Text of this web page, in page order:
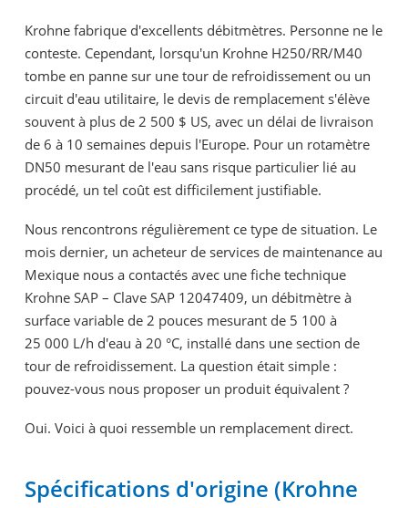
Krohne fabrique d'excellents débitmètres. Personne ne le
conteste. Cependant, lorsqu'un Krohne H250/RR/M40
tombe en panne sur une tour de refroidissement ou un
circuit d'eau utilitaire, le devis de remplacement s'élève
souvent à plus de 2 500 $ US, avec un délai de livraison
de 6 à 10 semaines depuis l'Europe. Pour un rotamètre
DN50 mesurant de l'eau sans risque particulier lié au
procédé, un tel coût est difficilement justifiable.
Nous rencontrons régulièrement ce type de situation. Le
mois dernier, un acheteur de services de maintenance au
Mexique nous a contactés avec une fiche technique
Krohne SAP – Clave SAP 12047409, un débitmètre à
surface variable de 2 pouces mesurant de 5 100 à
25 000 L/h d'eau à 20 °C, installé dans une section de
tour de refroidissement. La question était simple :
pouvez-vous nous proposer un produit équivalent ?
Oui. Voici à quoi ressemble un remplacement direct.
Spécifications d'origine (Krohne